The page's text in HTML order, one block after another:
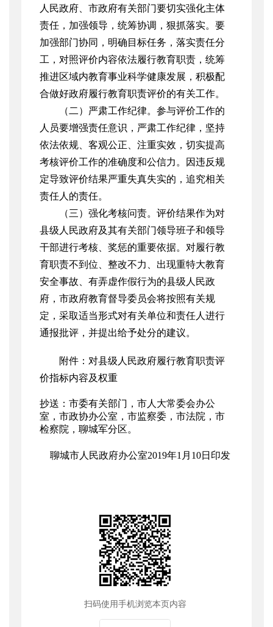
人民政府、市政府有关部门要切实强化主体
责任，加强领导，统筹协调，狠抓落实。要
加强部门协同，明确目标任务，落实责任分
工，对照评价内容依法履行教育职责，统筹
推进区域内教育事业科学健康发展，积极配
合做好政府履行教育职责评价的有关工作。
（二）严肃工作纪律。参与评价工作的
人员要增强责任意识，严肃工作纪律，坚持
依法依规、客观公正、注重实效，切实提高
考核评价工作的准确度和公信力。因违反规
定导致评价结果严重失真失实的，追究相关
责任人的责任。
（三）强化考核问责。评价结果作为对
县级人民政府及其有关部门领导班子和领导
干部进行考核、奖惩的重要依据。对履行教
育职责不到位、整改不力、出现重特大教育
安全事故、有弄虚作假行为的县级人民政
府，市政府教育督导委员会将按照有关规
定，采取适当形式对有关单位和责任人进行
通报批评，并提出给予处分的建议。
附件：对县级人民政府履行教育职责评
价指标内容及权重
抄送：市委有关部门，市人大常委会办公
室，市政协办公室，市监察委，市法院，市
检察院，聊城军分区。
聊城市人民政府办公室2019年1月10日印发
扫码使用手机浏览本页内容